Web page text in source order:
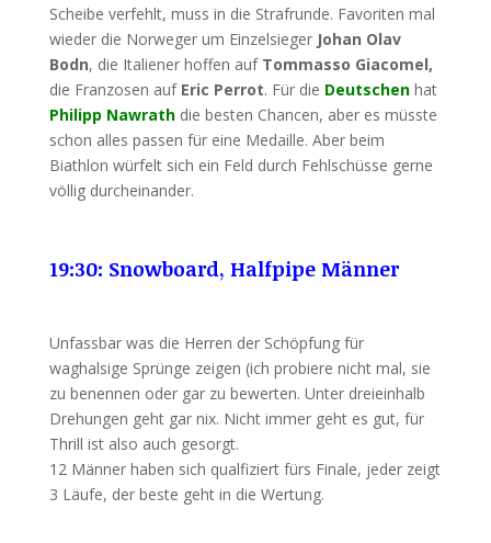
Scheibe verfehlt, muss in die Strafrunde. Favoriten mal
wieder die Norweger um Einzelsieger Johan Olav
Bodn, die Italiener hoffen auf Tommasso Giacomel,
die Franzosen auf Eric Perrot. Für die Deutschenhat
Philipp Nawrath die besten Chancen, aber es müsste
schon alles passen für eine Medaille. Aber beim
Biathlon würfelt sich ein Feld durch Fehlschüsse gerne
völlig durcheinander.
19:30: Snowboard, Halfpipe Männer
Unfassbar was die Herren der Schöpfung für
waghalsige Sprünge zeigen (ich probiere nicht mal, sie
zu benennen oder gar zu bewerten. Unter dreieinhalb
Drehungen geht gar nix. Nicht immer geht es gut, für
Thrill ist also auch gesorgt.
12 Männer haben sich qualfiziert fürs Finale, jeder zeigt
3 Läufe, der beste geht in die Wertung.